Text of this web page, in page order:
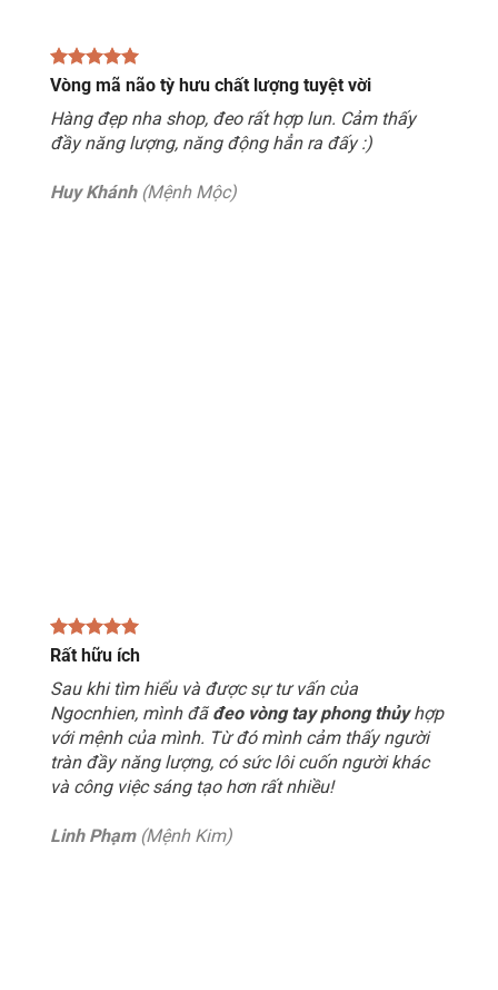
Vòng mã não tỳ hưu chất lượng tuyệt vời
Hàng đẹp nha shop, đeo rất hợp lun. Cảm thấy
đầy năng lượng, năng động hẳn ra đấy :)
Huy Khánh(Mệnh Mộc)
Rất hữu ích
Sau khi tìm hiểu và được sự tư vấn của
Ngocnhien, mình đã đeo vòng tay phong thủyhợp
với mệnh của mình. Từ đó mình cảm thấy người
tràn đầy năng lượng, có sức lôi cuốn người khác
và công việc sáng tạo hơn rất nhiều!
Linh Phạm(Mệnh Kim)